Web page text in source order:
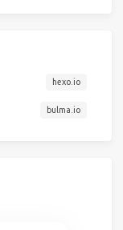
hexo.io
bulma.io